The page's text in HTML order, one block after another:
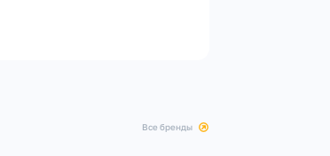
все бренды